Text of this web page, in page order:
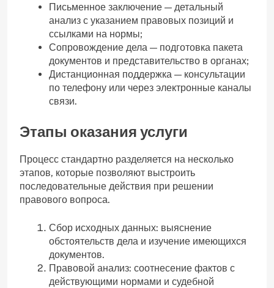
Письменное заключение — детальный
анализ с указанием правовых позиций и
ссылками на нормы;
Сопровождение дела — подготовка пакета
документов и представительство в органах;
Дистанционная поддержка — консультации
по телефону или через электронные каналы
связи.
Этапы оказания услуги
Процесс стандартно разделяется на несколько
этапов, которые позволяют выстроить
последовательные действия при решении
правового вопроса.
Сбор исходных данных: выяснение
обстоятельств дела и изучение имеющихся
документов.
Правовой анализ: соотнесение фактов с
действующими нормами и судебной